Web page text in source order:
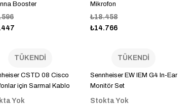
Booster
Mikrofon
₺14.766
₺18.458
TÜKENDİ
CSTD 08 Cisco
için Sarmal Kablo
Yok
TÜKENDİ
Sennheiser EW IEM G4 In-Ear
Monitör Set
Stokta Yok